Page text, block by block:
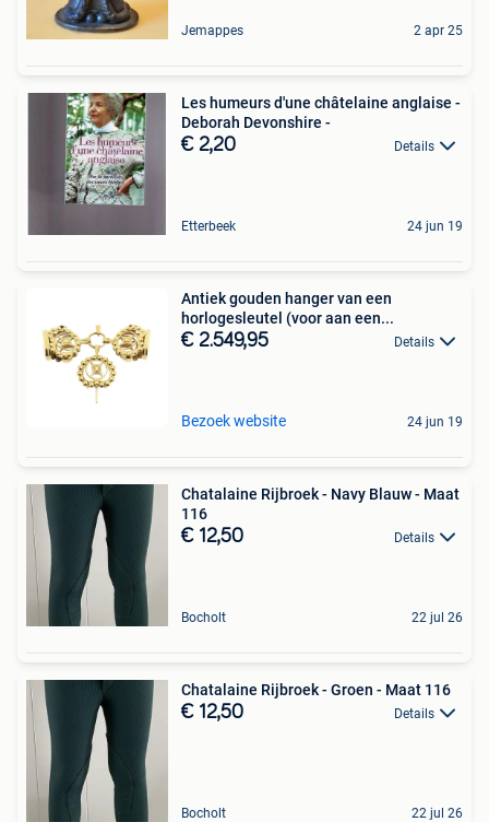
Jemappes 2 apr 25
Les humeurs d'une châtelaine anglaise -
Deborah Devonshire -
€ 2,20 Details
Etterbeek 24 jun 19
Antiek gouden hanger van een
horlogesleutel (voor aan een...
€ 2.549,95 Details
Bezoek website 24 jun 19
Chatalaine Rijbroek - Navy Blauw - Maat
116
€ 12,50 Details
Bocholt 22 jul 26
Chatalaine Rijbroek - Groen - Maat 116
€ 12,50 Details
Bocholt 22 jul 26